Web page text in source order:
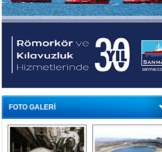
FOTO GALERİ